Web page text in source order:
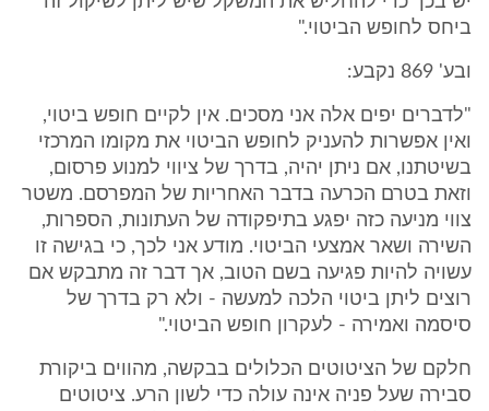
ביחס לחופש הביטוי."
ובע' 869 נקבע:
"לדברים יפים אלה אני מסכים. אין לקיים חופש ביטוי,
ואין אפשרות להעניק לחופש הביטוי את מקומו המרכזי
בשיטתנו, אם ניתן יהיה, בדרך של ציווי למנוע פרסום,
וזאת בטרם הכרעה בדבר האחריות של המפרסם. משטר
צווי מניעה כזה יפגע בתיפקודה של העתונות, הספרות,
השירה ושאר אמצעי הביטוי. מודע אני לכך, כי בגישה זו
עשויה להיות פגיעה בשם הטוב, אך דבר זה מתבקש אם
רוצים ליתן ביטוי הלכה למעשה - ולא רק בדרך של
סיסמה ואמירה - לעקרון חופש הביטוי."
חלקם של הציטוטים הכלולים בבקשה, מהווים ביקורת
סבירה שעל פניה אינה עולה כדי לשון הרע. ציטוטים